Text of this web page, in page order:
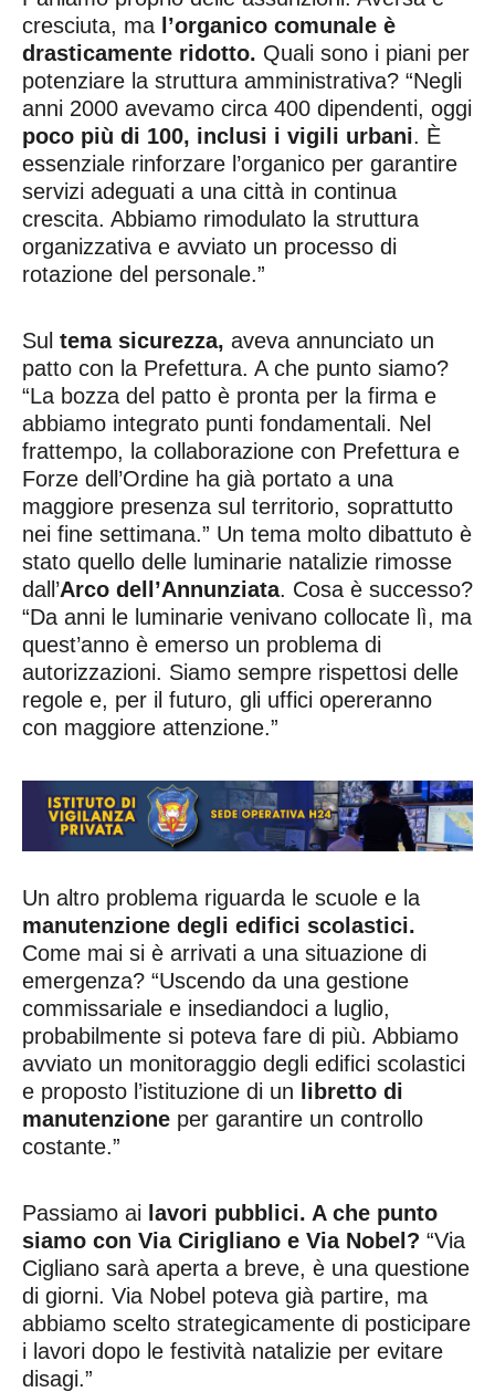
cresciuta, ma l’organico comunale è
drasticamente ridotto. Quali sono i piani per
potenziare la struttura amministrativa? “Negli
anni 2000 avevamo circa 400 dipendenti, oggi
poco più di 100, inclusi i vigili urbani. È
essenziale rinforzare l’organico per garantire
servizi adeguati a una città in continua
crescita. Abbiamo rimodulato la struttura
organizzativa e avviato un processo di
rotazione del personale.”
Sul tema sicurezza, aveva annunciato un
patto con la Prefettura. A che punto siamo?
“La bozza del patto è pronta per la firma e
abbiamo integrato punti fondamentali. Nel
frattempo, la collaborazione con Prefettura e
Forze dell’Ordine ha già portato a una
maggiore presenza sul territorio, soprattutto
nei fine settimana.” Un tema molto dibattuto è
stato quello delle luminarie natalizie rimosse
dall’Arco dell’Annunziata. Cosa è successo?
“Da anni le luminarie venivano collocate lì, ma
quest’anno è emerso un problema di
autorizzazioni. Siamo sempre rispettosi delle
regole e, per il futuro, gli uffici opereranno
con maggiore attenzione.”
Un altro problema riguarda le scuole e la
manutenzione degli edifici scolastici.
Come mai si è arrivati a una situazione di
emergenza? “Uscendo da una gestione
commissariale e insediandoci a luglio,
probabilmente si poteva fare di più. Abbiamo
avviato un monitoraggio degli edifici scolastici
e proposto l’istituzione di un libretto di
manutenzione per garantire un controllo
costante.”
Passiamo ai lavori pubblici. A che punto
siamo con Via Cirigliano e Via Nobel? “Via
Cigliano sarà aperta a breve, è una questione
di giorni. Via Nobel poteva già partire, ma
abbiamo scelto strategicamente di posticipare
i lavori dopo le festività natalizie per evitare
disagi.”